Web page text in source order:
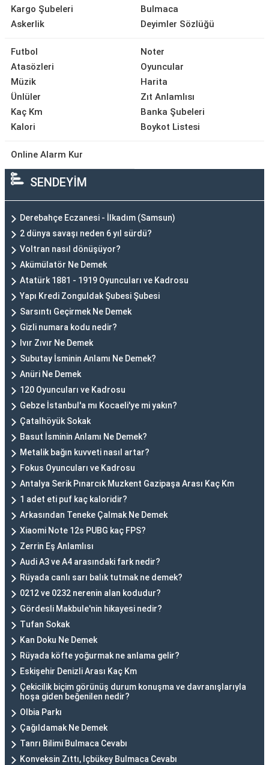
Kargo Şubeleri
Askerlik
Bulmaca
Deyimler Sözlüğü
Futbol
Atasözleri
Müzik
Ünlüler
Kaç Km
Kalori
Noter
Oyuncular
Harita
Zıt Anlamlısı
Banka Şubeleri
Boykot Listesi
Online Alarm Kur
SENDEYİM
Derebahçe Eczanesi - İlkadım (Samsun)
2 dünya savaşı neden 6 yıl sürdü?
Voltran nasıl dönüşüyor?
Akümülatör Ne Demek
Atatürk 1881 - 1919 Oyuncuları ve Kadrosu
Yapı Kredi Zonguldak Şubesi Şubesi
Sarsıntı Geçirmek Ne Demek
Gizli numara kodu nedir?
Ivır Zıvır Ne Demek
Subutay İsminin Anlamı Ne Demek?
Anüri Ne Demek
120 Oyuncuları ve Kadrosu
Gebze İstanbul'a mı Kocaeli'ye mi yakın?
Çatalhöyük Sokak
Basut İsminin Anlamı Ne Demek?
Metalik bağın kuvveti nasıl artar?
Fokus Oyuncuları ve Kadrosu
Antalya Serik Pınarcık Muzkent Gazipaşa Arası Kaç Km
1 adet eti puf kaç kaloridir?
Arkasından Teneke Çalmak Ne Demek
Xiaomi Note 12s PUBG kaç FPS?
Zerrin Eş Anlamlısı
Audi A3 ve A4 arasındaki fark nedir?
Rüyada canlı sarı balık tutmak ne demek?
0212 ve 0232 nerenin alan kodudur?
Gördesli Makbule'nin hikayesi nedir?
Tufan Sokak
Kan Doku Ne Demek
Rüyada köfte yoğurmak ne anlama gelir?
Eskişehir Denizli Arası Kaç Km
Çekicilik biçim görünüş durum konuşma ve davranışlarıyla
hoşa giden beğenilen nedir?
Olbia Parkı
Çağıldamak Ne Demek
Tanrı Bilimi Bulmaca Cevabı
Konveksin Zıttı, Içbükey Bulmaca Cevabı